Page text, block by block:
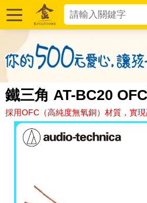
鐵三角 AT-BC20
採用OFC（高純度無氧銅）材質，實